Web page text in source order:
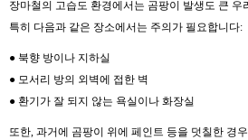
장마철의 고습도 환경에서는 곰팡이 발생도 큰 우
특히 다음과 같은 장소에서는 주의가 필요합니다:
● 북향 방이나 지하실
● 모서리 방의 외벽에 접한 벽
● 환기가 잘 되지 않는 욕실이나 화장실
또한, 과거에 곰팡이 위에 페인트 등을 덧칠한 경